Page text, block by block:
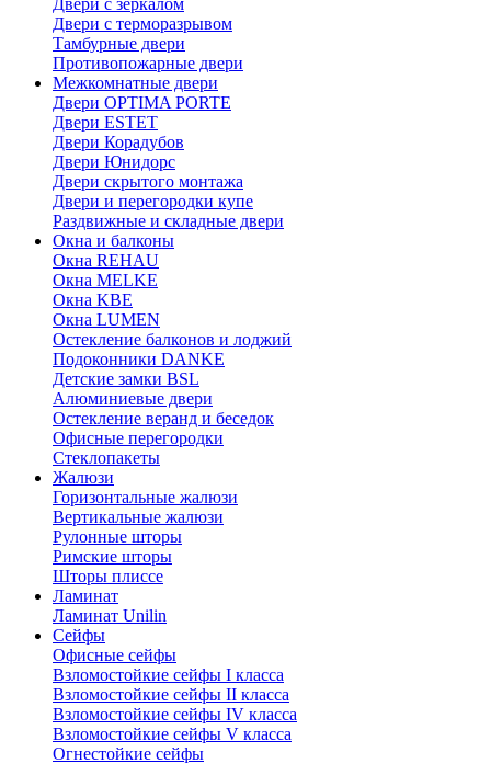
Двери с зеркалом
Двери с терморазрывом
Тамбурные двери
Противопожарные двери
Межкомнатные двери
Двери OPTIMA PORTE
Двери ESTET
Двери Корадубов
Двери Юнидорс
Двери скрытого монтажа
Двери и перегородки купе
Раздвижные и складные двери
Окна и балконы
Окна REHAU
Окна MELKE
Окна KBE
Окна LUMEN
Остекление балконов и лоджий
Подоконники DANKE
Детские замки BSL
Алюминиевые двери
Остекление веранд и беседок
Офисные перегородки
Стеклопакеты
Жалюзи
Горизонтальные жалюзи
Вертикальные жалюзи
Рулонные шторы
Римские шторы
Шторы плиссе
Ламинат
Ламинат Unilin
Сейфы
Офисные сейфы
Взломостойкие сейфы I класса
Взломостойкие сейфы II класса
Взломостойкие сейфы IV класса
Взломостойкие сейфы V класса
Огнестойкие сейфы